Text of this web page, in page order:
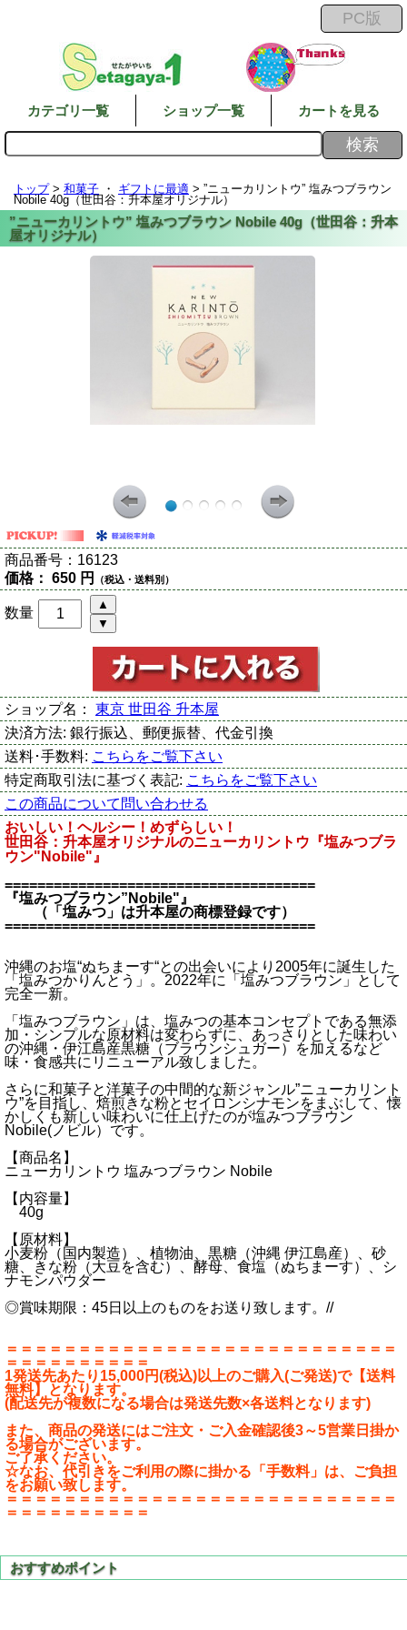
カテゴリ一覧 ショップ一覧 カートを見る
トップ> 和菓子 ・ ギフトに最適 > ”ニューカリントウ” 塩みつブラウン
Nobile 40g（世田谷：升本屋オリジナル）
商品番号： 16123
価格： 650 円 （税込・送料別）
数量
ショップ名： 東京 世田谷 升本屋
決済方法: 銀行振込、郵便振替、代金引換
送料･手数料: こちらをご覧下さい
特定商取引法に基づく表記: こちらをご覧下さい
この商品について問い合わせる
おいしい！ヘルシー！めずらしい！
世田谷：升本屋オリジナルのニューカリントウ『塩みつブラ
ウン"Nobile"』
======================================
『塩みつブラウン”Nobile"』
（「塩みつ」は升本屋の商標登録です）
======================================
沖縄のお塩“ぬちまーす“との出会いにより2005年に誕生した
「塩みつかりんとう」。2022年に「塩みつブラウン」として
完全一新。
「塩みつブラウン」は、塩みつの基本コンセプトである無添
加・シンプルな原材料は変わらずに、あっさりとした味わい
の沖縄・伊江島産黒糖（ブラウンシュガー）を加えるなど
味・食感共にリニューアル致しました。
さらに和菓子と洋菓子の中間的な新ジャンル”ニューカリント
ウ”を目指し、焙煎きな粉とセイロンシナモンをまぶして、懐
かしくも新しい味わいに仕上げたのが塩みつブラウン
Nobile(ノビル）です。
【商品名】
ニューカリントウ 塩みつブラウン Nobile
【内容量】
40g
【原材料】
小麦粉（国内製造）、植物油、黒糖（沖縄 伊江島産）、砂
糖、きな粉（大豆を含む）、酵母、食塩（ぬちまーす）、シ
ナモンパウダー
◎賞味期限：45日以上のものをお送り致します。//
＝＝＝＝＝＝＝＝＝＝＝＝＝＝＝＝＝＝＝＝＝＝＝＝＝＝＝
＝＝＝＝＝＝＝＝＝＝
1発送先あたり15,000円(税込)以上のご購入(ご発送)で【送料
無料】となります。
(配送先が複数になる場合は発送先数×各送料となります)
また、商品の発送にはご注文・ご入金確認後3～5営業日掛か
る場合がございます。
ご了承ください。
☆なお、代引きをご利用の際に掛かる「手数料」は、ご負担
をお願い致します。
＝＝＝＝＝＝＝＝＝＝＝＝＝＝＝＝＝＝＝＝＝＝＝＝＝＝＝
＝＝＝＝＝＝＝＝＝＝